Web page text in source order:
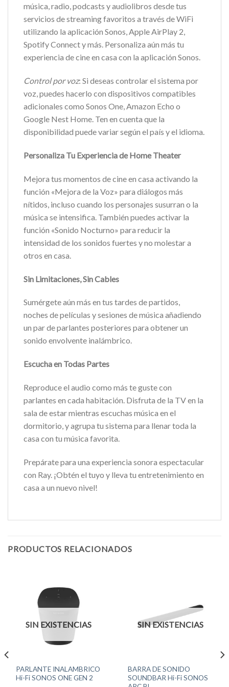
música, radio, podcasts y audiolibros desde tus
servicios de streaming favoritos a través de WiFi
utilizando la aplicación Sonos, Apple AirPlay 2,
Spotify Connect y más. Personaliza aún más tu
experiencia de cine en casa con la aplicación Sonos.
Control por voz: Si deseas controlar el sistema por
voz, puedes hacerlo con dispositivos compatibles
adicionales como Sonos One, Amazon Echo o
Google Nest Home. Ten en cuenta que la
disponibilidad puede variar según el país y el idioma.
Personaliza Tu Experiencia de Home Theater
Mejora tus momentos de cine en casa activando la
función «Mejora de la Voz» para diálogos más
nítidos, incluso cuando los personajes susurran o la
música se intensifica. También puedes activar la
función «Sonido Nocturno» para reducir la
intensidad de los sonidos fuertes y no molestar a
otros en casa.
Sin Limitaciones, Sin Cables
Sumérgete aún más en tus tardes de partidos,
noches de películas y sesiones de música añadiendo
un par de parlantes posteriores para obtener un
sonido envolvente inalámbrico.
Escucha en Todas Partes
Reproduce el audio como más te guste con
parlantes en cada habitación. Disfruta de la TV en la
sala de estar mientras escuchas música en el
dormitorio, y agrupa tu sistema para llenar toda la
casa con tu música favorita.
Prepárate para una experiencia sonora espectacular
con Ray. ¡Obtén el tuyo y lleva tu entretenimiento en
casa a un nuevo nivel!
PRODUCTOS RELACIONADOS
SIN EXISTENCIAS
PARLANTE INALAMBRICO
Hi-Fi SONOS ONE GEN 2
SIN EXISTENCIAS
BARRA DE SONIDO
SOUNDBAR Hi-Fi SONOS